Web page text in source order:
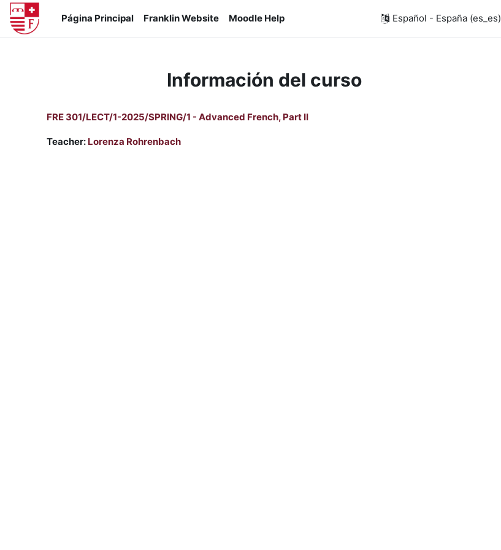
Salta al contenido principal
Página Principal
Franklin Website Moodle Help Español - España ‎(es_es)‎
Información del curso
FRE 301/LECT/1-2025/SPRING/1 - Advanced French, Part II
Teacher: Lorenza Rohrenbach